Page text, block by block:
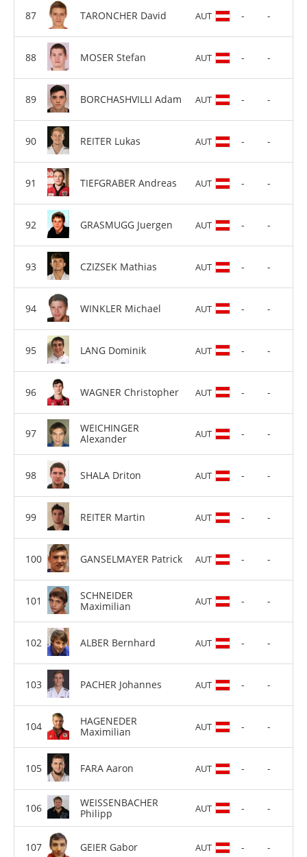
TARONCHER David AUT - -
MOSER Stefan AUT - -
BORCHASHVILLI Adam AUT - -
REITER Lukas AUT - -
TIEFGRABER Andreas AUT - -
GRASMUGG Juergen AUT - -
CZIZSEK Mathias AUT - -
WINKLER Michael AUT - -
LANG Dominik AUT - -
WAGNER Christopher AUT - -
WEICHINGER
Alexander
AUT - -
SHALA Driton AUT - -
REITER Martin AUT - -
GANSELMAYER Patrick AUT - -
SCHNEIDER
Maximilian
AUT - -
ALBER Bernhard AUT - -
PACHER Johannes AUT - -
HAGENEDER
Maximilian
AUT - -
FARA Aaron AUT - -
WEISSENBACHER
Philipp
AUT - -
GEIER Gabor AUT - -